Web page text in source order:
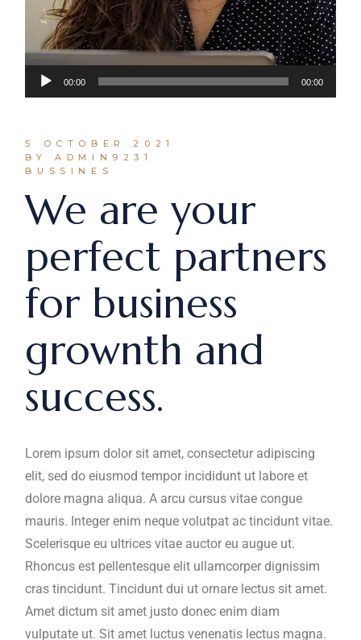
Audio
Player
00:00 00:00
5 OCTOBER 2021
BY ADMIN9231
BUSSINES
We are your
perfect partners
for business
grownth and
success.
Lorem ipsum dolor sit amet, consectetur adipiscing
elit, sed do eiusmod tempor incididunt ut labore et
dolore magna aliqua. A arcu cursus vitae congue
mauris. Integer enim neque volutpat ac tincidunt vitae.
Scelerisque eu ultrices vitae auctor eu augue ut.
Rhoncus est pellentesque elit ullamcorper dignissim
cras tincidunt. Tincidunt dui ut ornare lectus sit amet.
Amet dictum sit amet justo donec enim diam
vulputate ut. Sit amet luctus venenatis lectus magna.